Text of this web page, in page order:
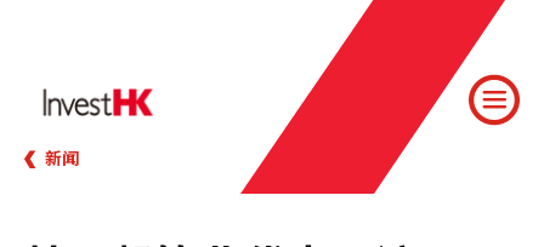
新闻